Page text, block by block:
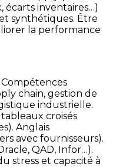
écarts inventaires…)
synthétiques. Être
la performance
Compétences
chain, gestion de
industrielle.
tableaux croisés
Anglais
avec fournisseurs).
QAD, Infor…).
stress et capacité à